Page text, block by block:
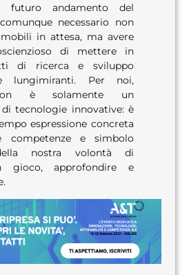
futuro andamento del
necessario non
in attesa, ma avere
di mettere in
di ricerca e sviluppo
lungimiranti. Per noi,
è solamente un
tecnologie innovative: è
espressione concreta
competenze e simbolo
nostra volontà di
gioco, approfondire e